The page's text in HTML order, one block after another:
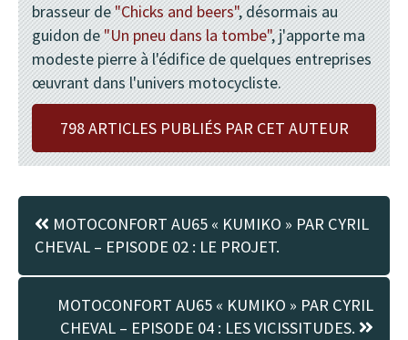
brasseur de"Chicks and beers", désormais au
guidon de"Un pneu dans la tombe", j'apporte ma
modeste pierre à l'édifice de quelques entreprises
œuvrant dans l'univers motocycliste.
798 ARTICLES PUBLIÉS PAR CET AUTEUR
MOTOCONFORT AU65 « KUMIKO » PAR CYRIL
CHEVAL – EPISODE 02 : LE PROJET.
MOTOCONFORT AU65 « KUMIKO » PAR CYRIL
CHEVAL – EPISODE 04 : LES VICISSITUDES.